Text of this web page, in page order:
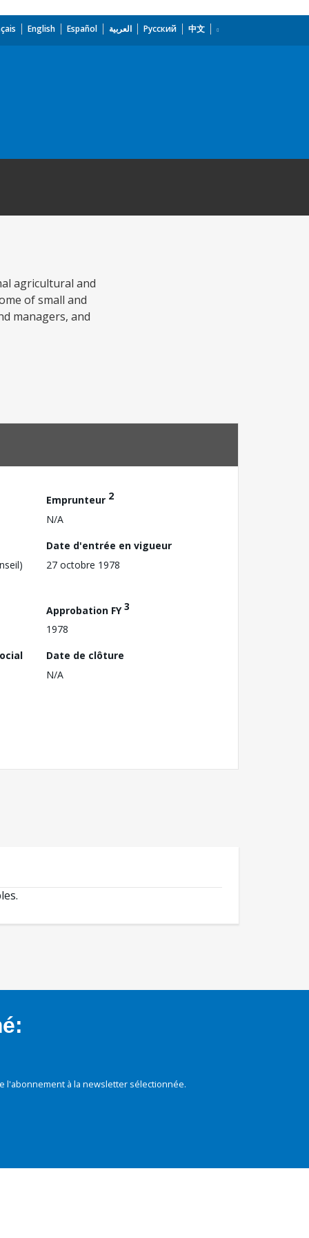
English Español العربية Русский 中文
agricultural and
of small and
managers, and
Emprunteur 2
N/A
Date d'entrée en vigueur
27 octobre 1978
Approbation FY3
1978
Date de clôture
N/A
à la newsletter sélectionnée.